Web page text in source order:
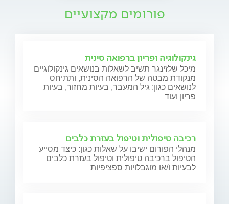
פורומים מקצועיים
גינקולוגיה ופריון ברפואה סינית
מיכל שלזינגר תשיב לשאלות בנושאים גינקולוגיים
מנקודת מבטה של הרפואה הסינית, ותתיחס
לנושאים כגון: גיל המעבר, בעיות מחזור, בעיות
פריון ועוד
רכיבה טיפולית וטיפול בעזרת כלבים
מנהלי הפורום ישיבו על שאלות כגון: כיצד מסייע
הטיפול ברכיבה טיפולית וטיפול בעזרת כלבים
לבעיות ו/או מוגבלויות ספציפיות